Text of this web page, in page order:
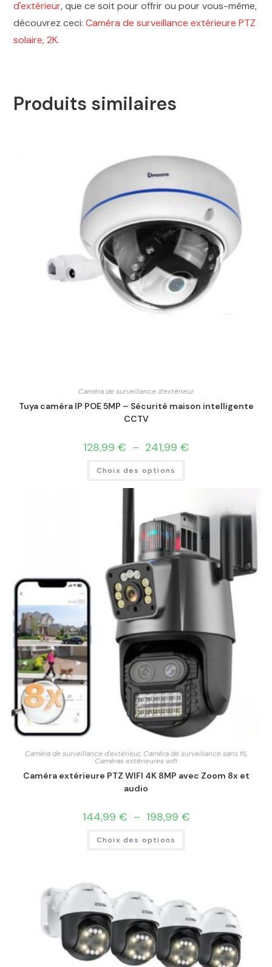
d'extérieur, que ce soit pour offrir ou pour vous-même,
découvrez ceci:Caméra de surveillance extérieure PTZ
solaire, 2K.
Produits similaires
Caméra de surveillance d'extérieur
Tuya caméra IP POE 5MP – Sécurité maison intelligente
CCTV
128,99 € – 241,99 €
Choix des options
Caméra de surveillance d'extérieur, Caméra de surveillance sans fil,
Caméras extérieures wifi
Caméra extérieure PTZ WIFI 4K 8MP avec Zoom 8x et
audio
144,99 € – 198,99 €
Choix des options